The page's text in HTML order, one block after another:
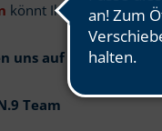
könnt Ihr Euch (bitte
uns auf einen
Team